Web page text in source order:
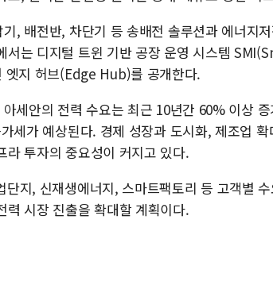
, 배전반, 차단기 등 송배전 솔루션과 에너지
서는 디지털 트윈 기반 공장 운영 시스템
지 허브(Edge Hub)를 공개한다.
세안의 전력 수요는 최근 10년간 60% 이상
세가 예상된다. 경제 성장과 도시화, 제조업
라 투자의 중요성이 커지고 있다.
단지, 신재생에너지, 스마트팩토리 등 고객별
력 시장 진출을 확대할 계획이다.